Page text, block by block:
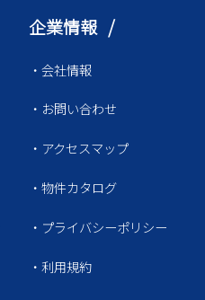
企業情報 /
・会社情報
・お問い合わせ
・アクセスマップ
・物件カタログ
・プライバシーポリシー
・利用規約